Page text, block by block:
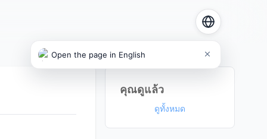
Open the page in English
คุณดูแล้ว
ดูทั้งหมด